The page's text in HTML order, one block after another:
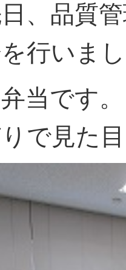
、品質
行いま
当です。
で見た